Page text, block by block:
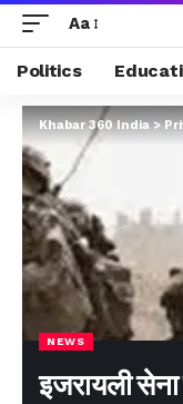
Aa
Politics
Khabar 360 India>
NEWS
इजरायली